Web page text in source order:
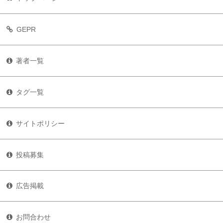
GEPR
著者一覧
タグ一覧
サイトポリシー
投稿募集
広告掲載
お問合わせ